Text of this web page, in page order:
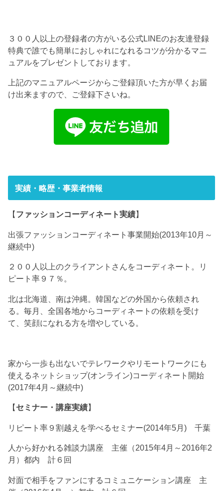
３００人以上の登録者の方がいる公式LINEのお友達登録
特典で誰でも簡単におしゃれになれるコツが分かるマニ
ュアルをプレゼントしております。
上記のマニュアルページからご登録頂いた方が早くお届
け出来ますので、ご登録下さいね。
実績・略歴・事業者情報
【 ファッションコーディネート実績】
出張ファッションコーディネート事業開始(2013年10月～
継続中)
２００人以上のクライアントさんをコーディネート。リ
ピート率９７％。
北は北海道、南は沖縄。韓国などの外国から依頼され
る。毎月、全国各地からコーディネートの依頼を受け
て、笑顔になれる方を増やしている。
家から一歩も出ないでテレワークやリモートワークにも
使えるネットショップ(オンライン)コーディネート開始
(2017年4月～継続中)
【セミナー・講座実績】
リピート率９割越えを学べるセミナー(2014年5月) 千葉
人から好かれる雑談力講座 主催（2015年4月～2016年2
月）都内 計６回
対面で相手をファンにするコミュニケーション講座 主